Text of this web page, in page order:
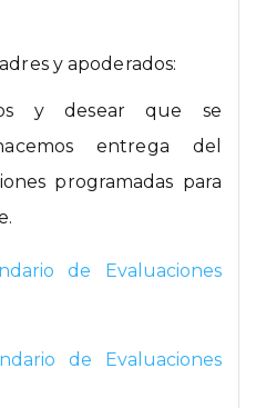
y apoderados:
y desear que se
entrega del
programadas para
de Evaluaciones
de Evaluaciones